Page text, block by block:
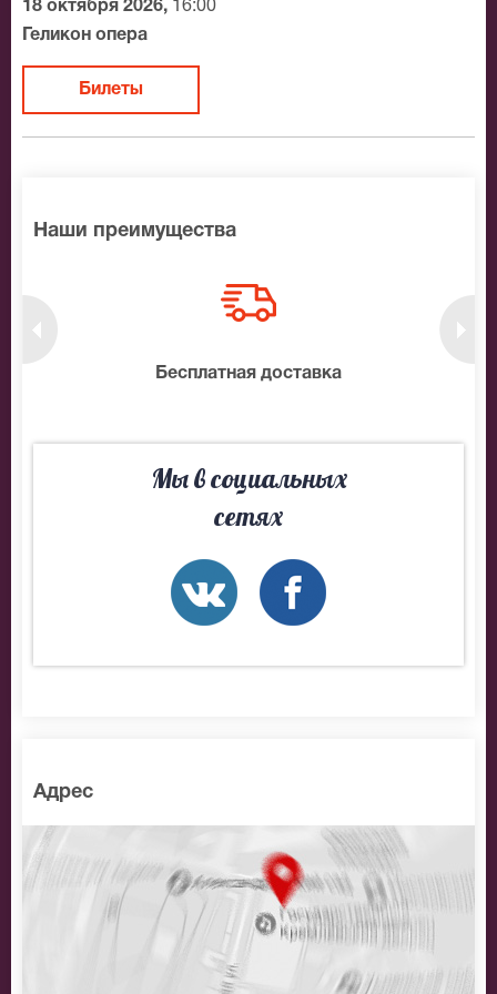
18 октября 2026, 16:00
Геликон опера
Билеты
Наши преимущества
Бесплатная доставка
Мы в социальных
сетях
Адрес